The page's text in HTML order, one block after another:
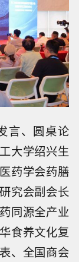
言、圆桌论
大学绍兴生
药学会药膳
究会副会长
同源全产业
食养文化复
、全国商会